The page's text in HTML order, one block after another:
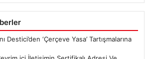
Destici’den ‘Çerçeve Yasa’ Tartışmalarına